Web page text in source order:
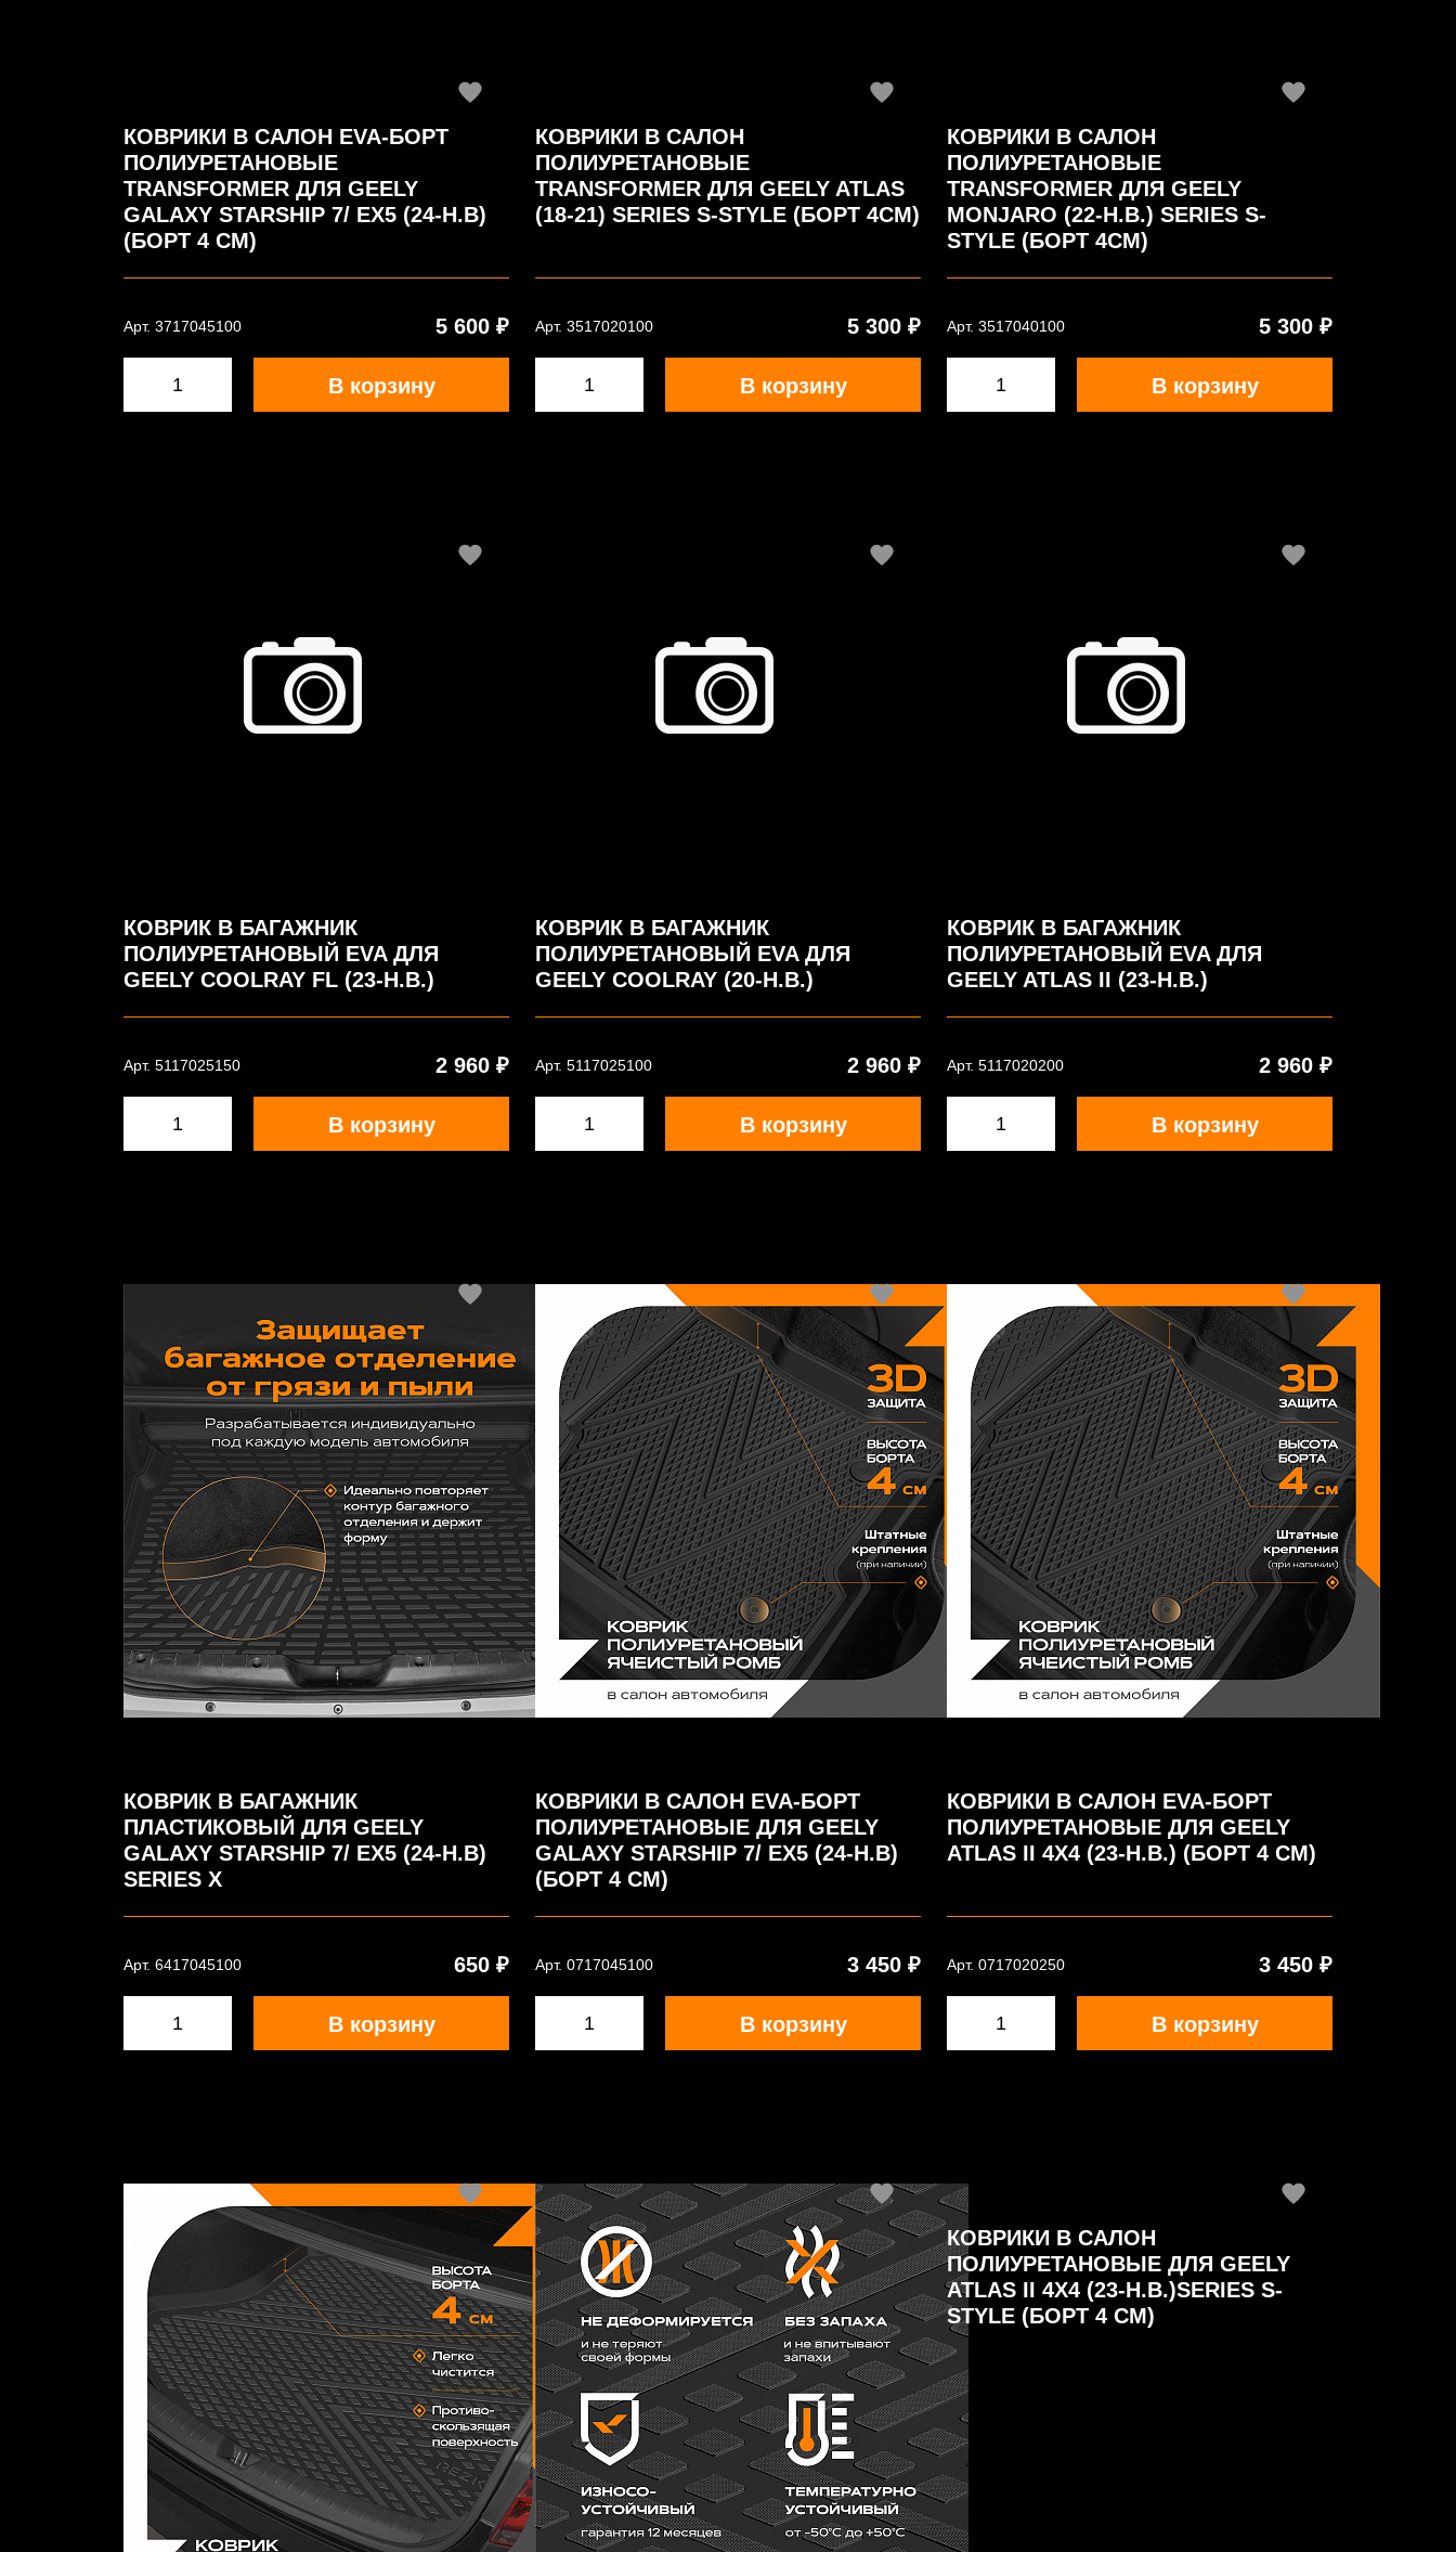
КОВРИКИ В САЛОН EVA-БОРТ
ПОЛИУРЕТАНОВЫЕ
TRANSFORMER ДЛЯ GEELY
GALAXY STARSHIP 7/ EX5 (24-Н.В)
(БОРТ 4 СМ)
Арт. 3717045100 5 600 ₽
В корзину
КОВРИКИ В САЛОН
ПОЛИУРЕТАНОВЫЕ
TRANSFORMER ДЛЯ GEELY ATLAS
(18-21) SERIES S-STYLE (БОРТ 4СМ)
Арт. 3517020100 5 300 ₽
В корзину
КОВРИКИ В САЛОН
ПОЛИУРЕТАНОВЫЕ
TRANSFORMER ДЛЯ GEELY
MONJARO (22-Н.В.) SERIES S-
STYLE (БОРТ 4СМ)
Арт. 3517040100 5 300 ₽
В корзину
КОВРИК В БАГАЖНИК
ПОЛИУРЕТАНОВЫЙ EVA ДЛЯ
GEELY COOLRAY FL (23-Н.В.)
Арт. 5117025150 2 960 ₽
В корзину
КОВРИК В БАГАЖНИК
ПОЛИУРЕТАНОВЫЙ EVA ДЛЯ
GEELY COOLRAY (20-Н.В.)
Арт. 5117025100 2 960 ₽
В корзину
КОВРИК В БАГАЖНИК
ПОЛИУРЕТАНОВЫЙ EVA ДЛЯ
GEELY ATLAS II (23-Н.В.)
Арт. 5117020200 2 960 ₽
В корзину
КОВРИК В БАГАЖНИК
ПЛАСТИКОВЫЙ ДЛЯ GEELY
GALAXY STARSHIP 7/ EX5 (24-Н.В)
SERIES X
Арт. 6417045100 650 ₽
В корзину
КОВРИКИ В САЛОН EVA-БОРТ
ПОЛИУРЕТАНОВЫЕ ДЛЯ GEELY
GALAXY STARSHIP 7/ EX5 (24-Н.В)
(БОРТ 4 СМ)
Арт. 0717045100 3 450 ₽
В корзину
КОВРИКИ В САЛОН EVA-БОРТ
ПОЛИУРЕТАНОВЫЕ ДЛЯ GEELY
ATLAS II 4Х4 (23-Н.В.) (БОРТ 4 СМ)
Арт. 0717020250 3 450 ₽
В корзину
КОВРИКИ В САЛОН
ПОЛИУРЕТАНОВЫЕ ДЛЯ GEELY
ATLAS II 4Х4 (23-Н.В.)SERIES S-
STYLE (БОРТ 4 СМ)